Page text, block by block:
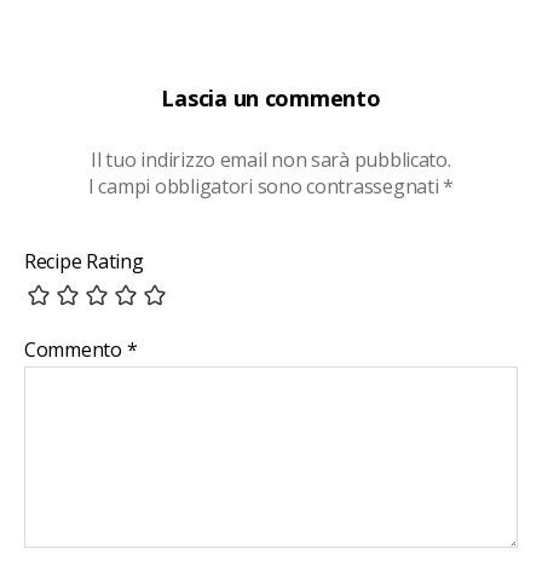
Lascia un commento
Il tuo indirizzo email non sarà pubblicato.
I campi obbligatori sono contrassegnati*
Recipe Rating
Commento *